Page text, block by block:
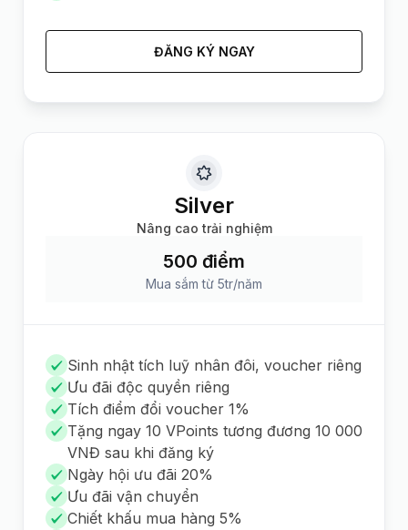
ĐĂNG KÝ NGAY
Silver
Nâng cao trải nghiệm
500 điểm
Mua sắm từ 5tr/năm
Sinh nhật tích luỹ nhân đôi, voucher riêng
Ưu đãi độc quyền riêng
Tích điểm đổi voucher 1%
Tặng ngay 10 VPoints tương đương 10 000
VNĐ sau khi đăng ký
Ngày hội ưu đãi 20%
Ưu đãi vận chuyển
Chiết khấu mua hàng 5%